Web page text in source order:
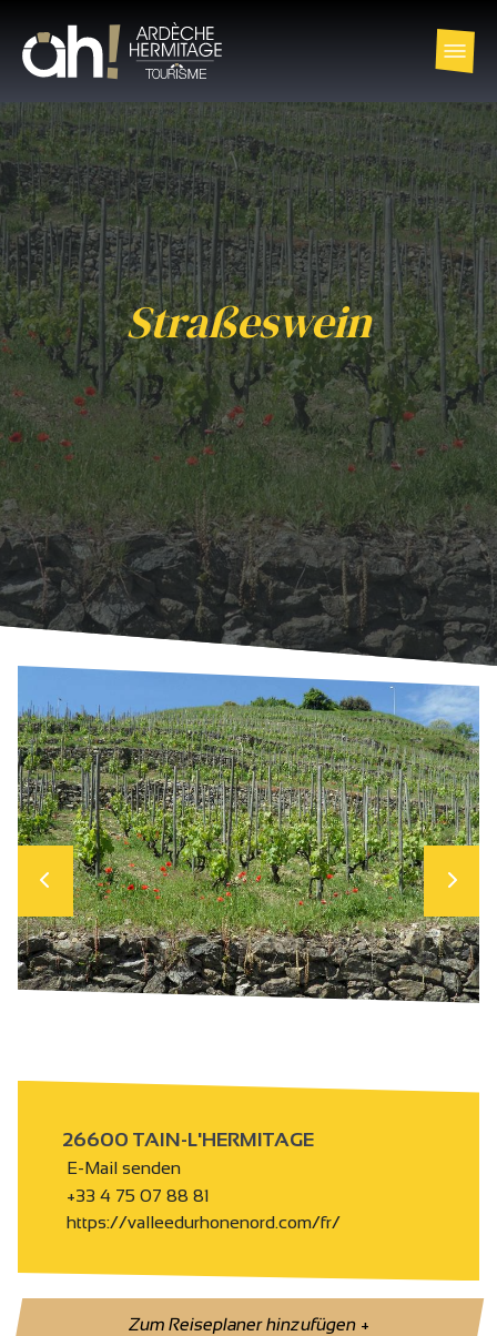
Straßeswein
26600 TAIN-L'HERMITAGE
E-Mail senden
+33 4 75 07 88 81
https://valleedurhonenord.com/fr/
Zum Reiseplaner hinzufügen+